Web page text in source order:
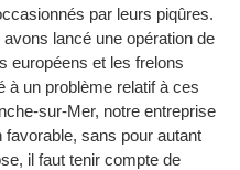
par leurs piqûres.
lancé une opération de
européens et les frelons
à un problème relatif à ces
sur-Mer, notre entreprise
sans pour autant
il faut tenir compte de